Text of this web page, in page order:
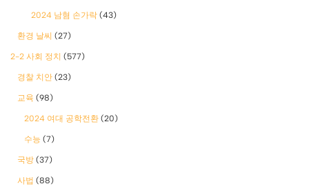
2024 남혐 손가락 (43)
환경 날씨 (27)
2-2 사회 정치 (577)
경찰 치안 (23)
교육 (98)
2024 여대 공학전환 (20)
수능 (7)
국방 (37)
사법 (88)